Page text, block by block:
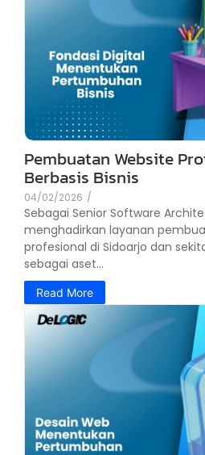
Pembuatan Website
Berbasis Bisnis
04/02/2026 /
Sebagai Senior Software
menghadirkan layanan
profesional di Sidoarjo dan
sebagai aset...
Read More